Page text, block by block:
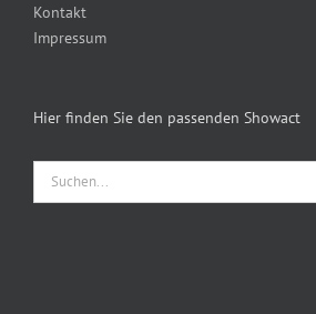
Kontakt
Impressum
Hier finden Sie den passenden Showact
Suche
nach: